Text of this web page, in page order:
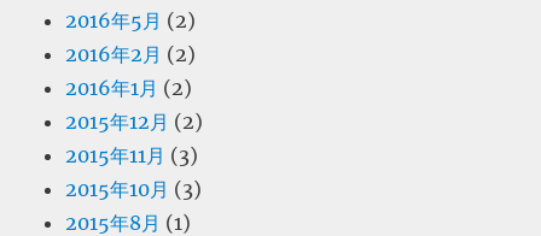
2016年5月 (2)
2016年2月 (2)
2016年1月 (2)
2015年12月 (2)
2015年11月 (3)
2015年10月 (3)
2015年8月 (1)